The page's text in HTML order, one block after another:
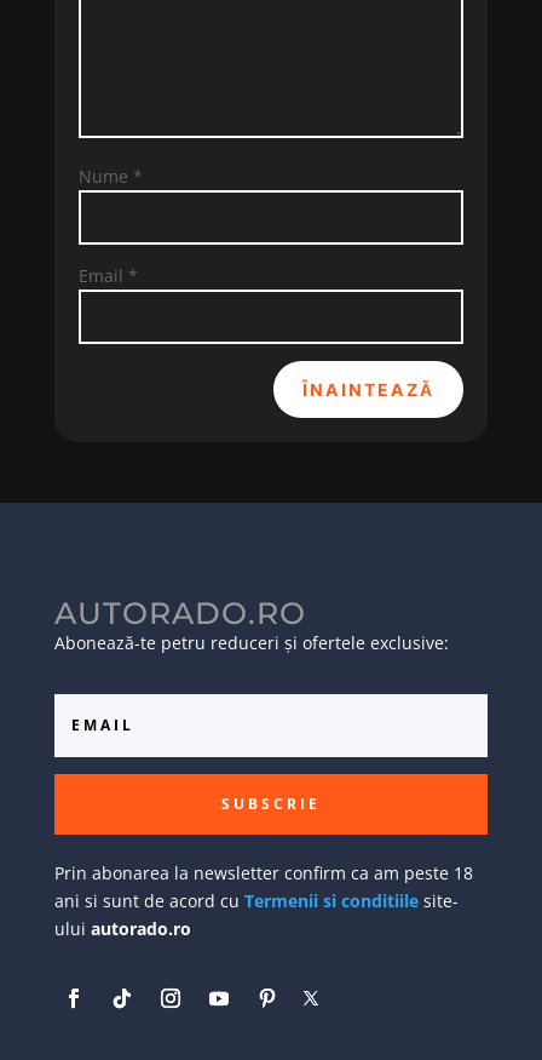
Nume *
Email *
ÎNAINTEAZĂ
AUTORADO.RO
Abonează-te petru reduceri și ofertele exclusive:
SUBSCRIE
Prin abonarea la newsletter confirm ca am peste 18
ani si sunt de acord cu Termenii si conditiilesite-
ului autorado.ro